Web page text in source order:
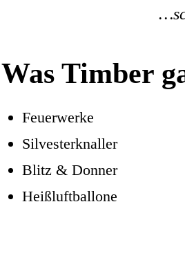
Was Timber
Feuerwerke
Silvesterknaller
Blitz & Donner
Heißluftballone